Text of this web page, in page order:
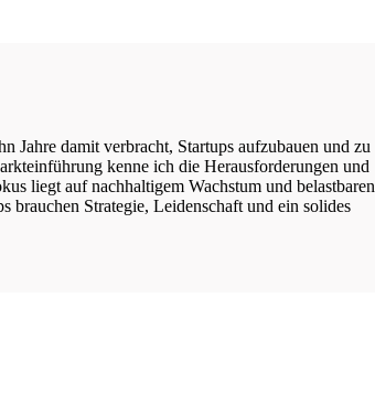
Jahre damit verbracht, Startups aufzubauen und zu
kenne ich die Herausforderungen und
liegt auf nachhaltigem Wachstum und belastbaren
brauchen Strategie, Leidenschaft und ein solides